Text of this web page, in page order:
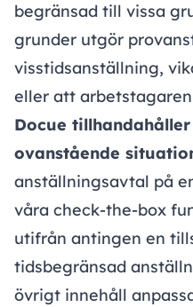
begränsad till vissa
grunder utgör
visstidsanställning,
eller att
Docue
ovanstående
anställningsavtal på
våra check-the-box
utifrån antingen en
tidsbegränsad
övrigt innehåll